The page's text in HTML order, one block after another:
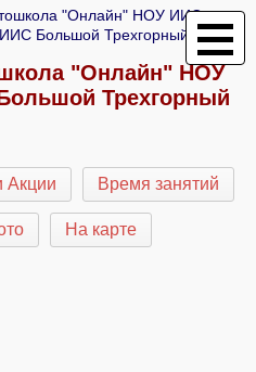
"Онлайн" НОУ ИИС
Большой Трехгорный
"Онлайн" НОУ
Трехгорный
Акции Время занятий
На карте